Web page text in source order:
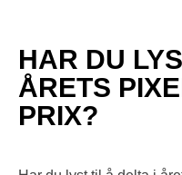
HAR DU
ÅRETS
PRIX?